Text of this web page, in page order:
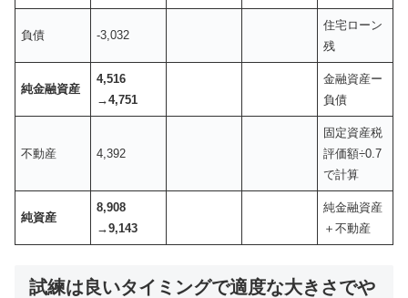
負債 -3,032
住宅ローン
残
純金融資産
4,516
→4,751
金融資産ー
負債
不動産 4,392
固定資産税
評価額÷0.7
で計算
純資産
8,908
→9,143
純金融資産
＋不動産
試練は良いタイミングで適度な大きさでや